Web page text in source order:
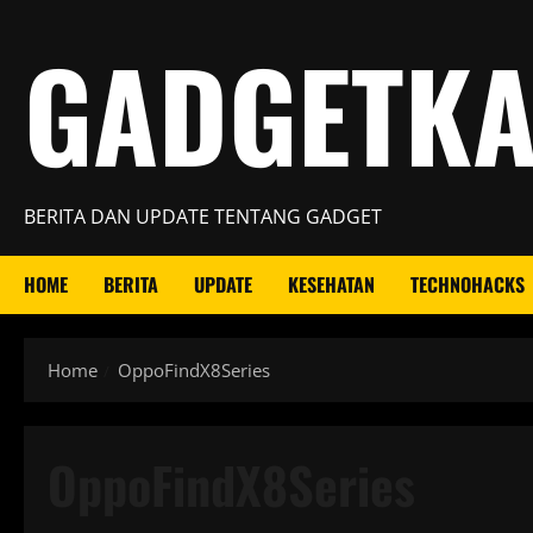
content
BERITA DAN UPDATE TENTANG GADGET
HOME BERITA UPDATE KESEHATAN TECHNOHACKS
Home OppoFindX8Series